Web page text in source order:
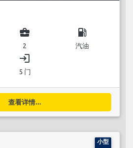
business_center
2
local_gas_station
汽油
login
5 门
查看详情...
小型